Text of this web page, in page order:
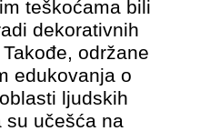
teškoćama bili
dekorativnih
održane
edukovanja o
ljudskih
su učešća na